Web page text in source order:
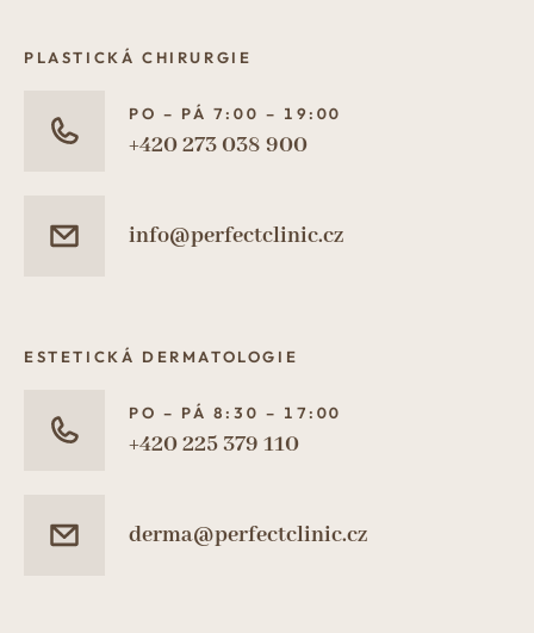
PLASTICKÁ CHIRURGIE
PO – PÁ 7:00 – 19:00
+420 273 038 900
info@perfectclinic.cz
ESTETICKÁ DERMATOLOGIE
PO – PÁ 8:30 – 17:00
+420 225 379 110
derma@perfectclinic.cz